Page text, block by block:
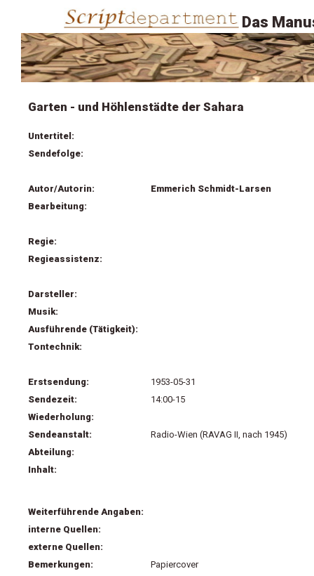
Das
Garten - und Höhlenstädte der Sahara
Untertitel:
Sendefolge:
Autor/Autorin:
Emmerich Schmidt-Larsen
Bearbeitung:
Regie:
Regieassistenz:
Darsteller:
Musik:
Ausführende (Tätigkeit):
Tontechnik:
Erstsendung:
1953-05-31
Sendezeit:
14:00-15
Wiederholung:
Sendeanstalt:
Radio-Wien (RAVAG II, nach 1945)
Abteilung:
Inhalt:
Weiterführende Angaben:
interne Quellen:
externe Quellen:
Bemerkungen:
Papiercover